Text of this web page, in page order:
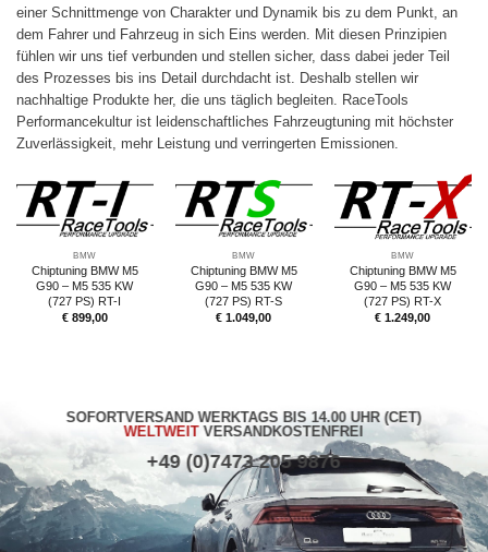
einer Schnittmenge von Charakter und Dynamik bis zu dem Punkt, an
dem Fahrer und Fahrzeug in sich Eins werden. Mit diesen Prinzipien
fühlen wir uns tief verbunden und stellen sicher, dass dabei jeder Teil
des Prozesses bis ins Detail durchdacht ist. Deshalb stellen wir
nachhaltige Produkte her, die uns täglich begleiten. RaceTools
Performancekultur ist leidenschaftliches Fahrzeugtuning mit höchster
Zuverlässigkeit, mehr Leistung und verringerten Emissionen.
BMW
Chiptuning BMW M5
G90 – M5 535 KW
(727 PS) RT-I
€899,00
BMW
Chiptuning BMW M5
G90 – M5 535 KW
(727 PS) RT-S
€ 1.049,00
BMW
Chiptuning BMW M5
G90 – M5 535 KW
(727 PS) RT-X
€ 1.249,00
SOFORTVERSAND WERKTAGS BIS 14.00 UHR (CET)
WELTWEITVERSANDKOSTENFREI
+49 (0)7473 205 9876